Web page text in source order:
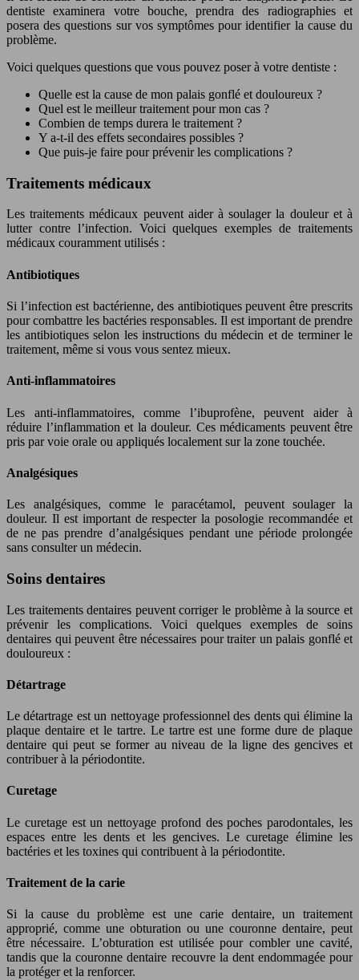
dentiste examinera votre bouche, prendra des radiographies et
posera des questions sur vos symptômes pour identifier la cause du
problème.
Voici quelques questions que vous pouvez poser à votre dentiste :
Quelle est la cause de mon palais gonflé et douloureux ?
Quel est le meilleur traitement pour mon cas ?
Combien de temps durera le traitement ?
Y a-t-il des effets secondaires possibles ?
Que puis-je faire pour prévenir les complications ?
Traitements médicaux
Les traitements médicaux peuvent aider à soulager la douleur et à
lutter contre l’infection. Voici quelques exemples de traitements
médicaux couramment utilisés :
Antibiotiques
Si l’infection est bactérienne, des antibiotiques peuvent être prescrits
pour combattre les bactéries responsables. Il est important de prendre
les antibiotiques selon les instructions du médecin et de terminer le
traitement, même si vous vous sentez mieux.
Anti-inflammatoires
Les anti-inflammatoires, comme l’ibuprofène, peuvent aider à
réduire l’inflammation et la douleur. Ces médicaments peuvent être
pris par voie orale ou appliqués localement sur la zone touchée.
Analgésiques
Les analgésiques, comme le paracétamol, peuvent soulager la
douleur. Il est important de respecter la posologie recommandée et
de ne pas prendre d’analgésiques pendant une période prolongée
sans consulter un médecin.
Soins dentaires
Les traitements dentaires peuvent corriger le problème à la source et
prévenir les complications. Voici quelques exemples de soins
dentaires qui peuvent être nécessaires pour traiter un palais gonflé et
douloureux :
Détartrage
Le détartrage est un nettoyage professionnel des dents qui élimine la
plaque dentaire et le tartre. Le tartre est une forme dure de plaque
dentaire qui peut se former au niveau de la ligne des gencives et
contribuer à la périodontite.
Curetage
Le curetage est un nettoyage profond des poches parodontales, les
espaces entre les dents et les gencives. Le curetage élimine les
bactéries et les toxines qui contribuent à la périodontite.
Traitement de la carie
Si la cause du problème est une carie dentaire, un traitement
approprié, comme une obturation ou une couronne dentaire, peut
être nécessaire. L’obturation est utilisée pour combler une cavité,
tandis que la couronne dentaire recouvre la dent endommagée pour
la protéger et la renforcer.